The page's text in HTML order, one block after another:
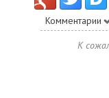
Комментарии
К